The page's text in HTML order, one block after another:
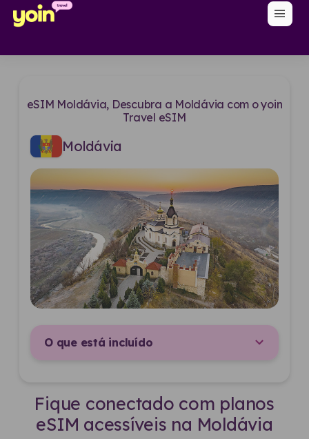
menu
eSIM Moldávia, Descubra a Moldávia com o yoin
Travel eSIM
Moldávia
O que está incluído
Fique conectado com planos
eSIM acessíveis na Moldávia